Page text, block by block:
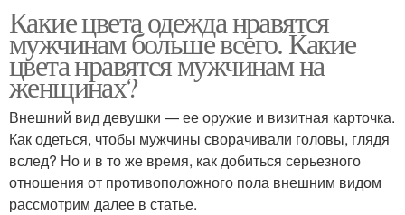
Какие цвета одежда нравятся
мужчинам больше всего. Какие
цвета нравятся мужчинам на
женщинах?
Внешний вид девушки — ее оружие и визитная карточка.
Как одеться, чтобы мужчины сворачивали головы, глядя
вслед? Но и в то же время, как добиться серьезного
отношения от противоположного пола внешним видом
рассмотрим далее в статье.